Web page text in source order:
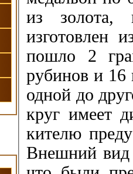
из золота,
изготовлен
пошло 2
рубинов и 16
одной до
круг имеет
кителю
Внешний вид